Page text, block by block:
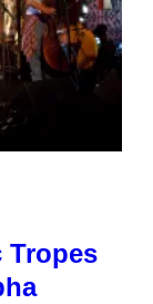
Tropes